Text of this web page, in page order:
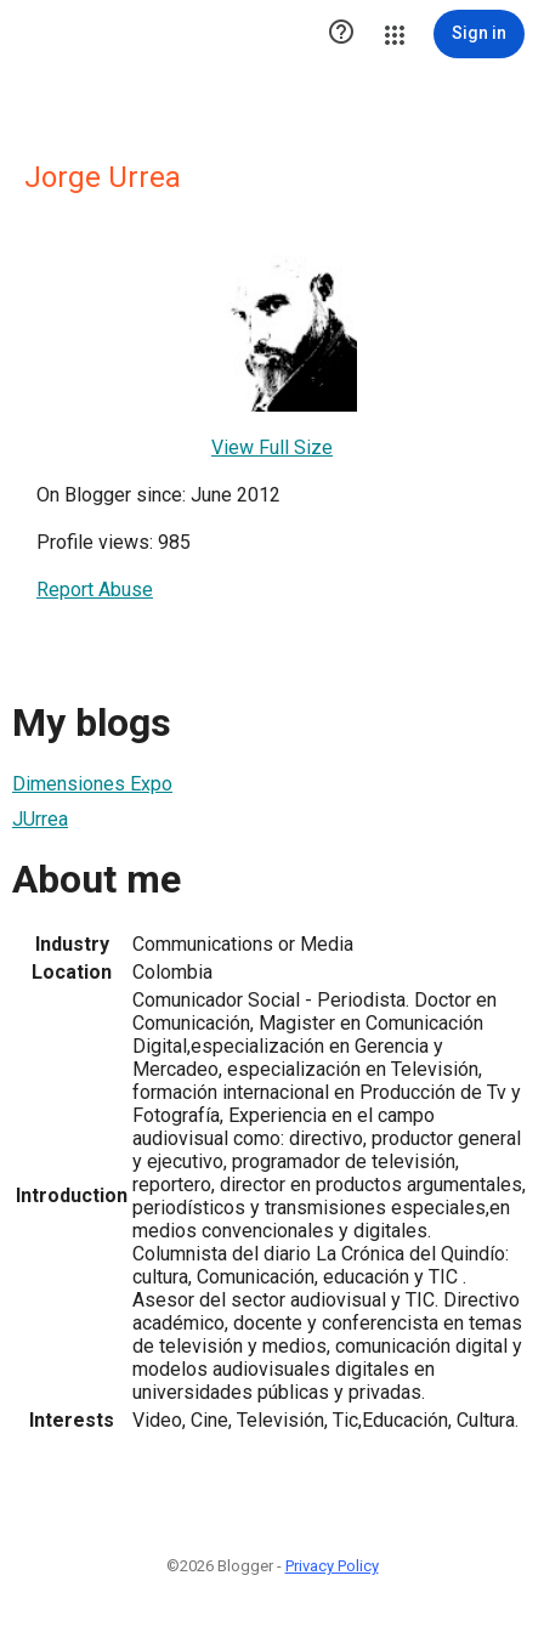
 Sign in
Jorge Urrea
View Full Size
On Blogger since: June 2012
Profile views: 985
Report Abuse
My blogs
Dimensiones Expo
JUrrea
About me
Industry
Communications or Media
Location
Colombia
Introduction
Comunicador Social - Periodista. Doctor en
Comunicación, Magister en Comunicación
Digital,especialización en Gerencia y
Mercadeo, especialización en Televisión,
formación internacional en Producción de Tv y
Fotografía, Experiencia en el campo
audiovisual como: directivo, productor general
y ejecutivo, programador de televisión,
reportero, director en productos argumentales,
periodísticos y transmisiones especiales,en
medios convencionales y digitales.
Columnista del diario La Crónica del Quindío:
cultura, Comunicación, educación y TIC .
Asesor del sector audiovisual y TIC. Directivo
académico, docente y conferencista en temas
de televisión y medios, comunicación digital y
modelos audiovisuales digitales en
universidades públicas y privadas.
Interests
Video, Cine, Televisión, Tic,Educación, Cultura.
©2026 Blogger - Privacy Policy